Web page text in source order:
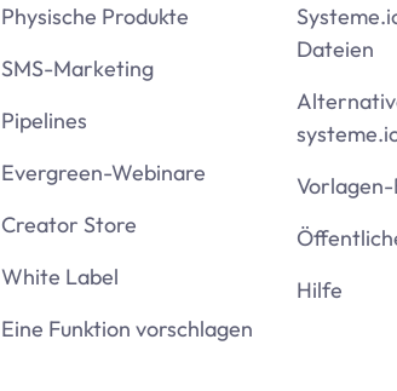
Physische Produkte
SMS-Marketing
Pipelines
Evergreen-Webinare
Creator Store
White Label
Eine Funktion vorschlagen
Dateien
Hilfe